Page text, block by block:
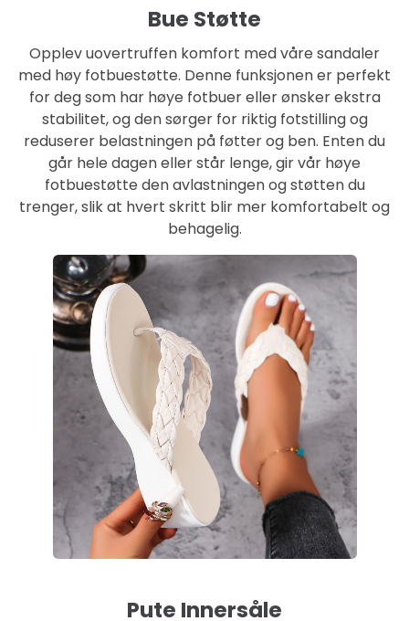
Bue Støtte
Opplev uovertruffen komfort med våre sandaler
med høy fotbuestøtte. Denne funksjonen er perfekt
for deg som har høye fotbuer eller ønsker ekstra
stabilitet, og den sørger for riktig fotstilling og
reduserer belastningen på føtter og ben. Enten du
går hele dagen eller står lenge, gir vår høye
fotbuestøtte den avlastningen og støtten du
trenger, slik at hvert skritt blir mer komfortabelt og
behagelig.
Pute Innersåle